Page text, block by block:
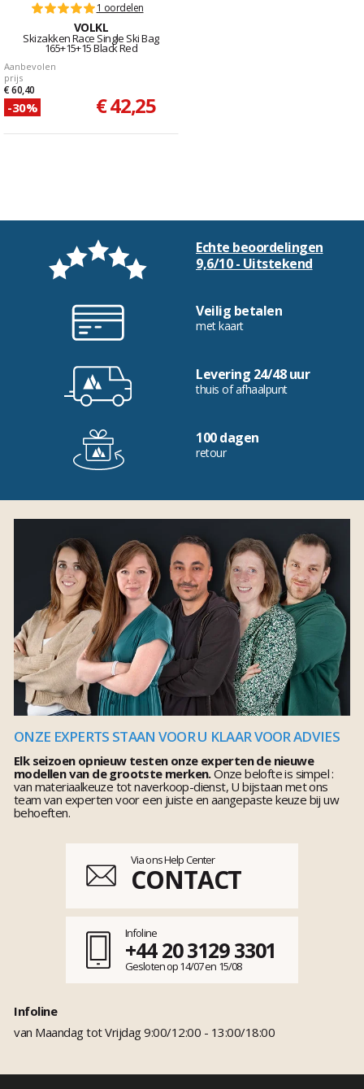
1 oordelen
VOLKL
Skizakken Race Single Ski Bag
165+15+15 Black Red
Aanbevolen
prijs
€ 60,40
-30% € 42,25
Echte beoordelingen
9,6/10 - Uitstekend
Veilig betalen
met kaart
Levering 24/48 uur
thuis of afhaalpunt
100 dagen
retour
ONZE EXPERTS STAAN VOOR U KLAAR VOOR ADVIES
Elk seizoen opnieuw testen onze experten de nieuwe
modellen van de grootste merken.Onze belofte is simpel :
van materiaalkeuze tot naverkoop-dienst, U bijstaan met ons
team van experten voor een juiste en aangepaste keuze bij uw
behoeften.
Via ons Help Center
CONTACT
Infoline
+44 20 3129 3301
Gesloten op 14/07 en 15/08
Infoline
van Maandag tot Vrijdag 9:00/12:00 - 13:00/18:00